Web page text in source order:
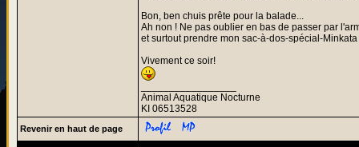
Bon, ben chuis prête pour la balade...
Ah non ! Ne pas oublier en bas de passer par
et surtout prendre mon sac-à-dos-spécial-
Vivement ce soir!
Animal Aquatique Nocturne
KI 06513528
Revenir en haut de page